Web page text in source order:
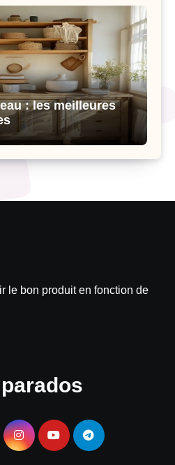
: les meilleures
le bon produit en fonction de